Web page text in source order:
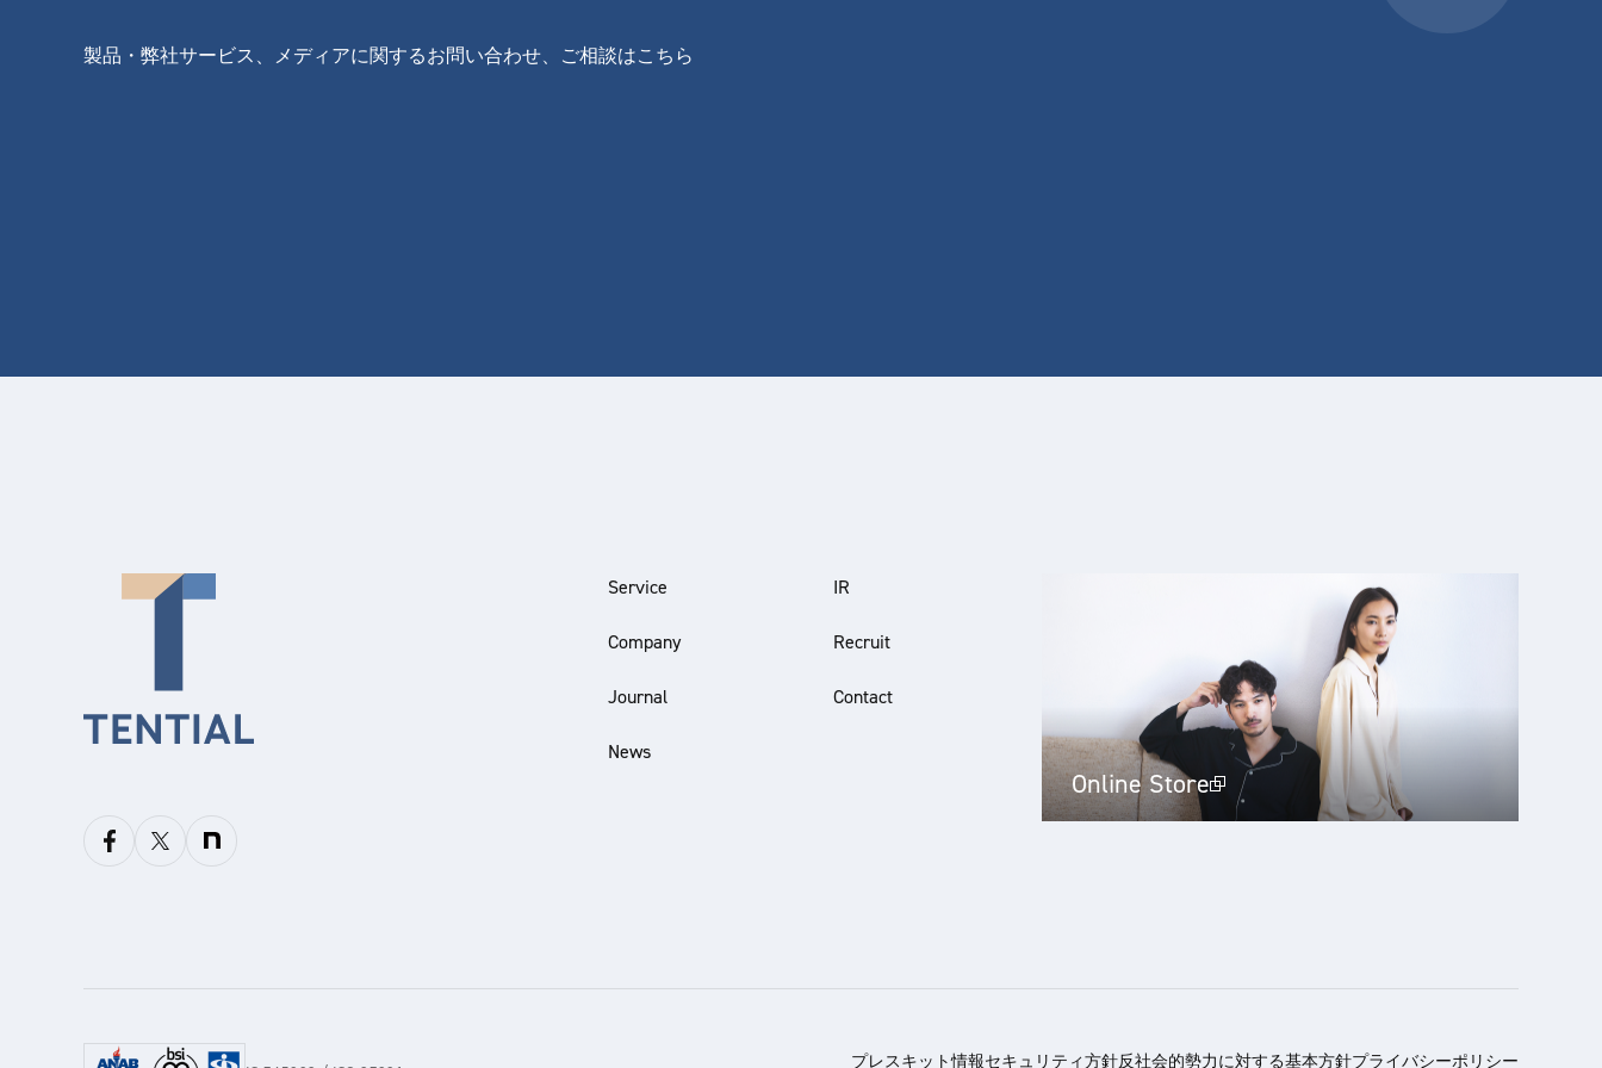
製品・弊社サービス、メディアに関するお問い合わせ、ご相談はこちら
Service
Company
Journal
News
IR
Recruit
Contact
Online Store
プレスキット情報セキュリティ方針反社会的勢力に対する基本方針プライバシーポリシー